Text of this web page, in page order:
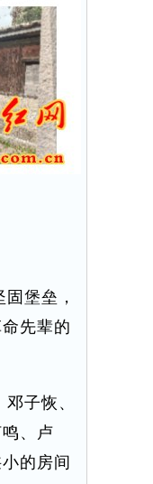
堡垒，
先辈的
子恢、
、卢
的房间